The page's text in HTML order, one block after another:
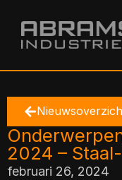
2024 –
februari 26, 2024